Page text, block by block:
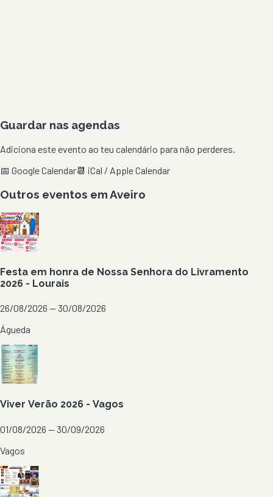
Guardar nas agendas
Adiciona este evento ao teu calendário para não perderes.
📅 Google Calendar📆 iCal / Apple Calendar
Outros eventos emAveiro
Festa em honra de Nossa Senhora do Livramento
2026 - Lourais
26/08/2026 — 30/08/2026
Águeda
Viver Verão 2026 - Vagos
01/08/2026 — 30/09/2026
Vagos